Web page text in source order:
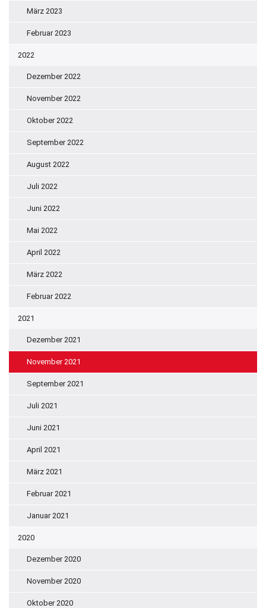
März 2023
Februar 2023
2022
Dezember 2022
November 2022
Oktober 2022
September 2022
August 2022
Juli 2022
Juni 2022
Mai 2022
April 2022
März 2022
Februar 2022
2021
Dezember 2021
November 2021
September 2021
Juli 2021
Juni 2021
April 2021
März 2021
Februar 2021
Januar 2021
2020
Dezember 2020
November 2020
Oktober 2020